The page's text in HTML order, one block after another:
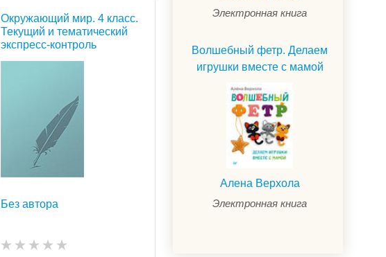
Окружающий мир. 4 класс.
Текущий и тематический
экспресс-контроль
Без автора
Электронная книга
Волшебный фетр. Делаем
игрушки вместе с мамой
Алена Верхола
Электронная книга